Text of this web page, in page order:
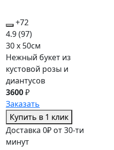
+72
4.9(97)
30 x 50см
Нежный букет из
кустовой розы и
диантусов
3600₽
Заказать
Купить в 1 клик
Доставка 0₽ от 30-ти
минут